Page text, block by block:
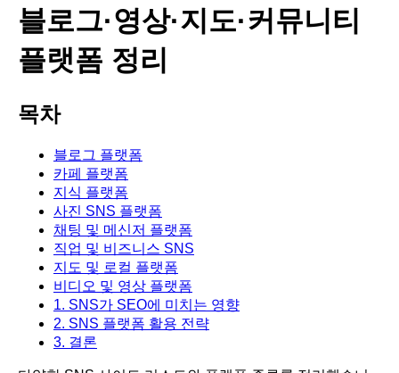
블로그·영상·지도·커뮤니티
플랫폼 정리
목차
블로그 플랫폼
카페 플랫폼
지식 플랫폼
사진 SNS 플랫폼
채팅 및 메신저 플랫폼
직업 및 비즈니스 SNS
지도 및 로컬 플랫폼
비디오 및 영상 플랫폼
1. SNS가 SEO에 미치는 영향
2. SNS 플랫폼 활용 전략
3. 결론